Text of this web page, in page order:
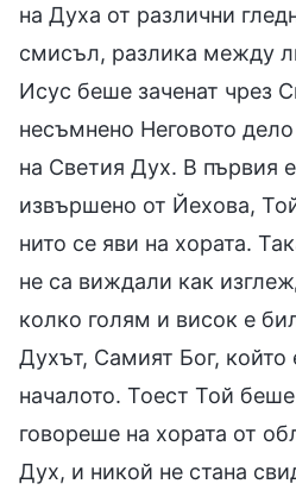
на Духа от различни
смисъл, разлика между
Исус беше заченат чрез
несъмнено Неговото
на Светия Дух. В първия
извършено от Йехова,
нито се яви на хората.
не са виждали как
колко голям и висок е
Духът, Самият Бог, който
началото. Тоест Той
говореше на хората от
Дух, и никой не стана